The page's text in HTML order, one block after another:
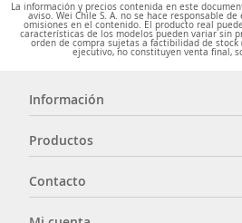
La información y precios contenida en este
aviso. Wei Chile S. A. no se hace responsable
omisiones en el contenido. El producto real
características de los modelos pueden variar sin
orden de compra sujetas a factibilidad de
ejecutivo, no constituyen venta final,
Información
Productos
Contacto